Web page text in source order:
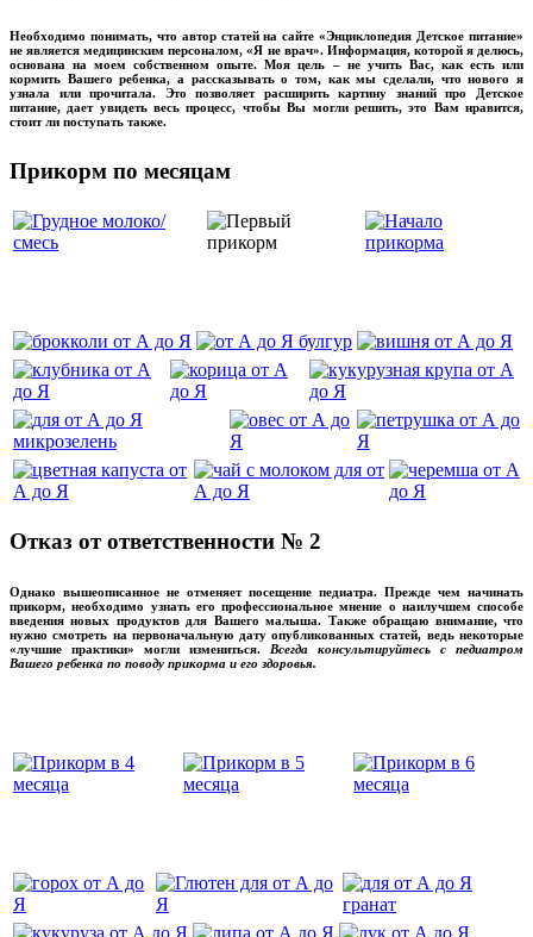
Необходимо понимать, что автор статей на сайте «Энциклопедия Детское питание»
не является медицинским персоналом, «Я не врач». Информация, которой я делюсь,
основана на моем собственном опыте. Моя цель – не учить Вас, как есть или
кормить Вашего ребенка, а рассказывать о том, как мы сделали, что нового я
узнала или прочитала. Это позволяет расширить картину знаний про Детское
питание, дает увидеть весь процесс, чтобы Вы могли решить, это Вам нравится,
стоит ли поступать также.
Прикорм по месяцам
Отказ от ответственности № 2
Однако вышеописанное не отменяет посещение педиатра. Прежде чем начинать
прикорм, необходимо узнать его профессиональное мнение о наилучшем способе
введения новых продуктов для Вашего малыша. Также обращаю внимание, что
нужно смотреть на первоначальную дату опубликованных статей, ведь некоторые
«лучшие практики» могли измениться. Всегда консультируйтесь с педиатром
Вашего ребенка по поводу прикорма и его здоровья.